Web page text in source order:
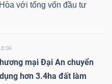
với tổng vốn đầu tư
mại Đại An chuyển
hơn 3.4ha đất làm